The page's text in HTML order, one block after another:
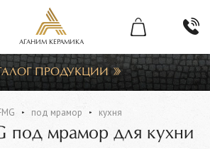
АГАНИМ КЕРАМИКА
ПРОДУКЦИИ
под мрамор кухня
под мрамор для кухни